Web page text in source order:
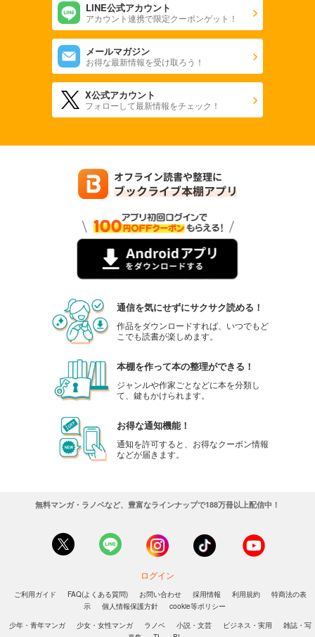
LINE公式アカウント
アカウント連携で限定クーポンゲット！
メールマガジン
お得な最新情報を受け取ろう！
X公式アカウント
フォローして最新情報をチェック！
通信を気にせずにサクサク読める！
作品をダウンロードすれば、いつでもど
こでも読書が楽しめます。
本棚を作って本の整理ができる！
ジャンルや作家ごとなどに本を分類し
て、鍵もかけられます。
お得な通知機能！
通知を許可すると、お得なクーポン情報
などが届きます。
無料マンガ・ラノベなど、豊富なラインナップで188万冊以上配信中！
ログイン
ご利用ガイド FAQ(よくある質問) お問い合わせ 採用情報 利用規約
特商法の表
示
個人情報保護方針
cookie等ポリシー
少年・青年マンガ
少女・女性マンガ ラノベ 小説・文芸 ビジネス・実用
雑誌・写